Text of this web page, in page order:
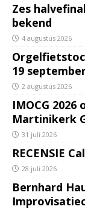
Zes
bekend
4 augustus 2026
19
2 augustus 2026
IMOCG
Martinikerk
31 juli 2026
RECENSIE
28 juli 2026
Bernhard